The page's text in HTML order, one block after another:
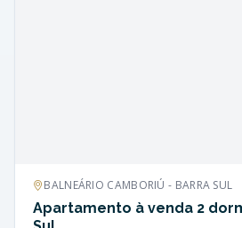
BALNEÁRIO CAMBORIÚ - BARRA SUL
Apartamento à venda 2